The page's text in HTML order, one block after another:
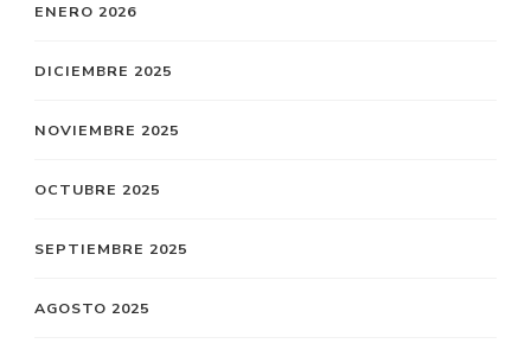
ENERO 2026
DICIEMBRE 2025
NOVIEMBRE 2025
OCTUBRE 2025
SEPTIEMBRE 2025
AGOSTO 2025